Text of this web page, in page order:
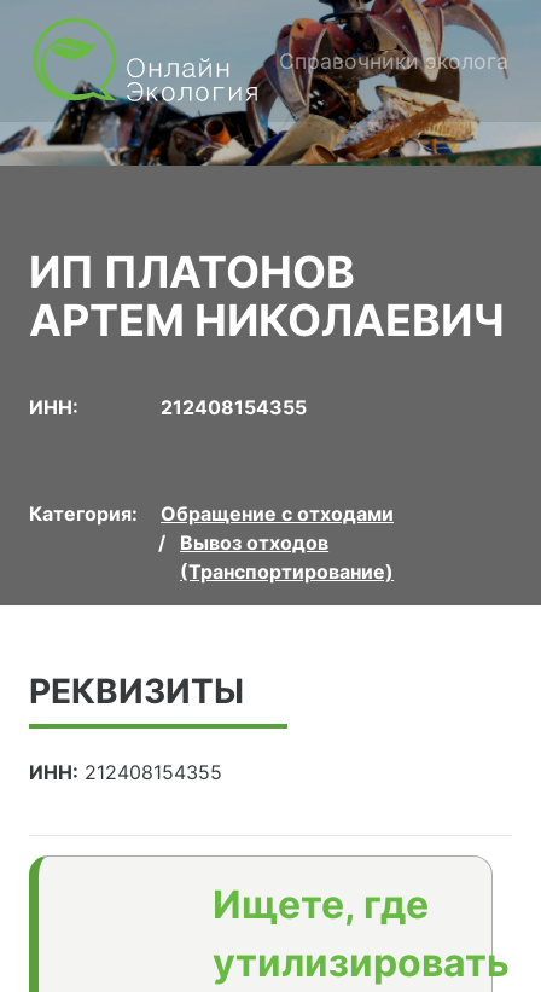
Справочники эколога
ИП ПЛАТОНОВ
АРТЕМ НИКОЛАЕВИЧ
ИНН: 212408154355
Категория:
Обращение с отходами
Вывоз отходов
(Транспортирование)
РЕКВИЗИТЫ
ИНН: 212408154355
Ищете, где
утилизировать